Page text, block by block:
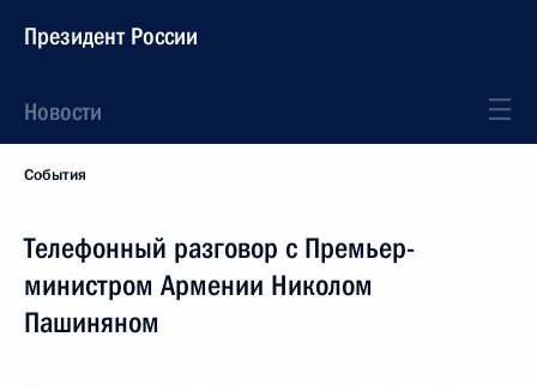
Президент России
Новости
События
Телефонный разговор с Премьер-
министром Армении Николом
Пашиняном